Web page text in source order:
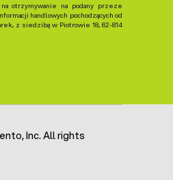
otrzymywanie na podany przeze
handlowych pochodzących od
z siedzibą w Piotrowie 18, 62-814
Inc. All rights